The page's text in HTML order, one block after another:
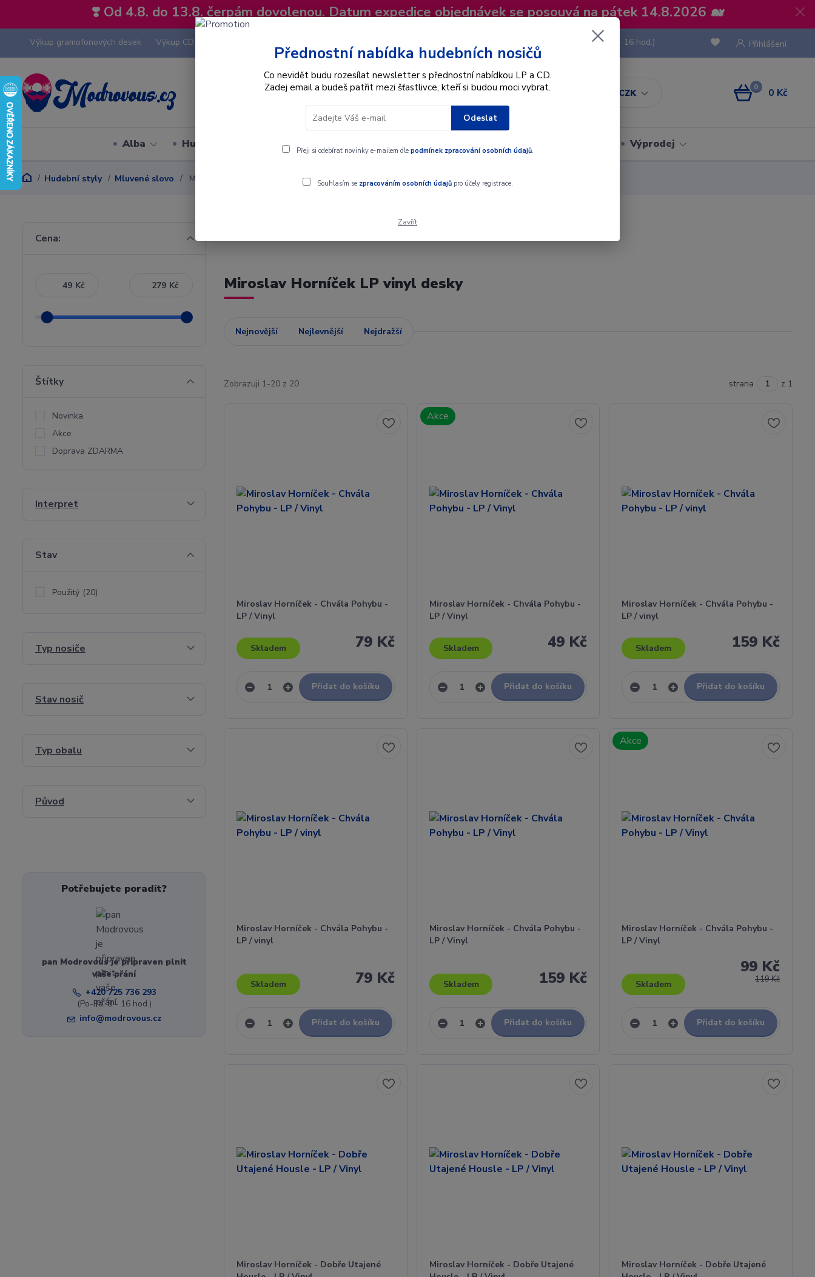
❣️ Od 4.8. do 13.8. čerpám dovolenou. Datum expedice objednávek se posouvá na pátek 14.8.2026 🐋
Výkup gramofonových desek Výkup CD
CZK
Přihlášení
Hledat
(Po-Pá, 8 - 16 hod.)
0 0 Kč
Alba Hudební styly Interpret Dárkové poukazy Výprodej
Hudební styly Mluvené slovo Miroslav Horníček
Miroslav Horníček LP vinyl desky
Nejnovější Nejlevnější Nejdražší
Zobrazuji 1-20 z 20 strana z 1
Miroslav Horníček - Chvála Pohybu -
LP / Vinyl
79 Kč
Skladem
Přidat do košíku
Akce
Miroslav Horníček - Chvála Pohybu -
LP / Vinyl
49 Kč
Skladem
Přidat do košíku
Miroslav Horníček - Chvála Pohybu -
LP / vinyl
159 Kč
Skladem
Přidat do košíku
Miroslav Horníček - Chvála Pohybu -
LP / vinyl
79 Kč
Skladem
Přidat do košíku
Miroslav Horníček - Chvála Pohybu -
LP / Vinyl
159 Kč
Skladem
Přidat do košíku
Akce
Miroslav Horníček - Chvála Pohybu -
LP / Vinyl
119 Kč
99 Kč
Skladem
Přidat do košíku
Miroslav Horníček - Dobře Utajené
Miroslav Horníček - Dobře Utajené
Miroslav Horníček - Dobře Utajené
Cena:
Kč Kč
Štítky
Novinka
Akce
Doprava ZDARMA
Interpret
Stav
Použitý (20)
Typ nosiče
Stav nosič
Typ obalu
Původ
Potřebujete poradit?
pan Modrovous je připraven plnit
vaše přání
+420 725 736 293
(Po-Pá, 8 - 16 hod.)
info@modrovous.cz
Přednostní nabídka hudebních nosičů
Co nevidět budu rozesílat newsletter s přednostní nabídkou LP a CD.
Zadej email a budeš patřit mezi šťastlivce, kteří si budou moci vybrat.
Odeslat
Přeji si odebírat novinky e-mailem dle podmínek zpracování osobních údajů.
Souhlasím se zpracováním osobních údajůpro účely registrace.
Zavřít